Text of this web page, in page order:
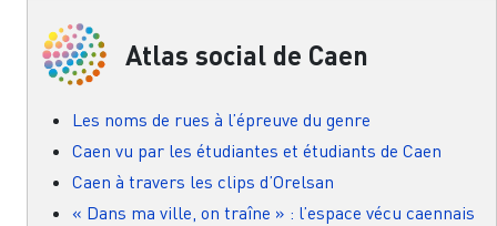
Atlas social de Caen
Les noms de rues à l’épreuve du genre
Caen vu par les étudiantes et étudiants de Caen
Caen à travers les clips d’Orelsan
« Dans ma ville, on traîne » : l’espace vécu caennais